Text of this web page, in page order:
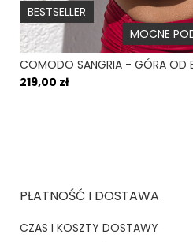
BESTSELLER
MOCNE
219,00 zł
PŁATNOŚĆ I DOSTAWA
CZAS I KOSZTY DOSTAWY